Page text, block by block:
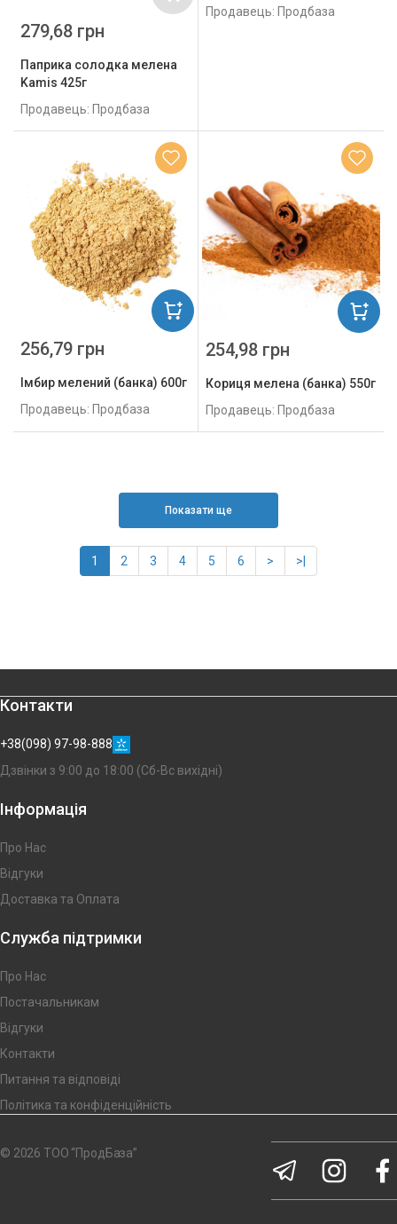
Паприка солодка мелена
Kamis 425г
Продавець: Продбаза
279,68 грн
Продавець: Продбаза
Імбир мелений (банка) 600г
Продавець: Продбаза
256,79 грн
Кориця мелена (банка) 550г
Продавець: Продбаза
254,98 грн
Показати ще
1 2 3 4 5 6 > >|
Контакти
+38(098) 97-98-888
Дзвінки з 9:00 до 18:00 (Сб-Вс вихідні)
Інформація
Про Нас
Відгуки
Доставка та Оплата
Служба підтримки
Про Нас
Постачальникам
Відгуки
Контакти
Питання та відповіді
Політика та конфіденційність
© 2026 ТОО “ПродБаза”